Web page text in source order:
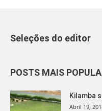
Seleções do editor
POSTS MAIS
Kilamba
Abril 19,